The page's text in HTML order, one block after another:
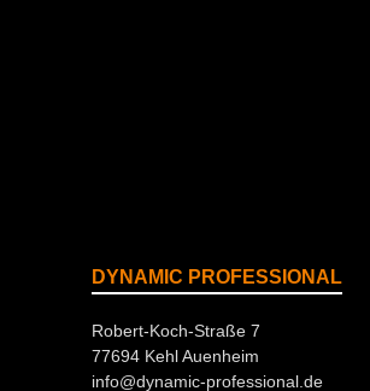
DYNAMIC PROFESSIONAL
Robert-Koch-Straße 7
77694 Kehl Auenheim
info@dynamic-professional.de